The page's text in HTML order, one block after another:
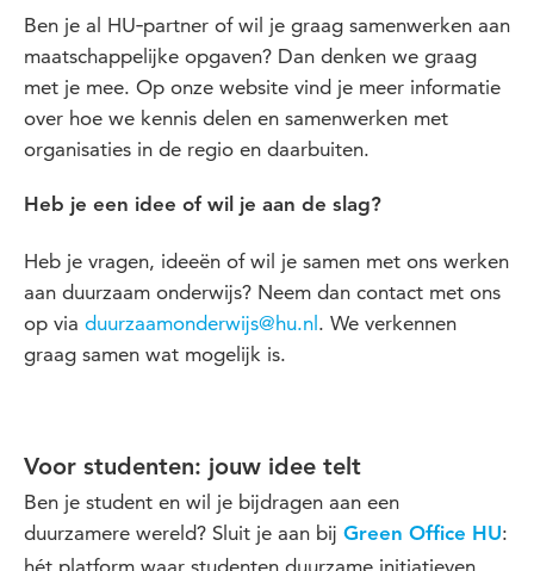
Ben je al HU‑partner of wil je graag samenwerken aan
maatschappelijke opgaven? Dan denken we graag
met je mee. Op onze website vind je meer informatie
over hoe we kennis delen en samenwerken met
organisaties in de regio en daarbuiten.
Heb je een idee of wil je aan de slag?
Heb je vragen, ideeën of wil je samen met ons werken
aan duurzaam onderwijs? Neem dan contact met ons
op via duurzaamonderwijs@hu.nl . We verkennen
graag samen wat mogelijk is.
Voor studenten: jouw idee telt
Ben je student en wil je bijdragen aan een
duurzamere wereld? Sluit je aan bij Green Office HU:
hét platform waar studenten duurzame initiatieven